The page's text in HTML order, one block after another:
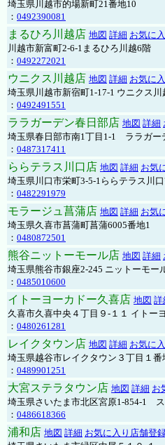
埼玉県川越市的場新町21番地10
： 0492390081
まるひろ川越店 地図 詳細 お気に
川越市新富町2-6-1まるひろ川越6階
： 0492272021
ウニクス川越店 地図 詳細 お気に
埼玉県川越市新宿町1-17-1 ウニクス川
： 0492491551
ララガーデン春日部店 地図 詳細
埼玉県春日部市南1丁目1-1 ララガー
： 0487317411
ららテラス川口店 地図 詳細 お気
埼玉県川口市栄町3-5-1ららテラス川
： 0482291979
モラージュ菖蒲店 地図 詳細 お気
埼玉県久喜市菖蒲町菖蒲6005番地1
： 0480872501
熊谷ニットーモール店 地図 詳細
埼玉県熊谷市銀座2-245 ニットーモー
： 0485010600
イトーヨーカドー久喜店 地図 詳
久喜市久喜中央４丁目９-１１ イトー
： 0480261281
レイクタウン店 地図 詳細 お気に
埼玉県越谷市レイクタウン３丁目１番
： 0489901251
大宮ステラタウン店 地図 詳細 お
埼玉県さいたま市北区宮原1-854-1
： 0486618366
浦和店 地図 詳細 お気に入り店舗登